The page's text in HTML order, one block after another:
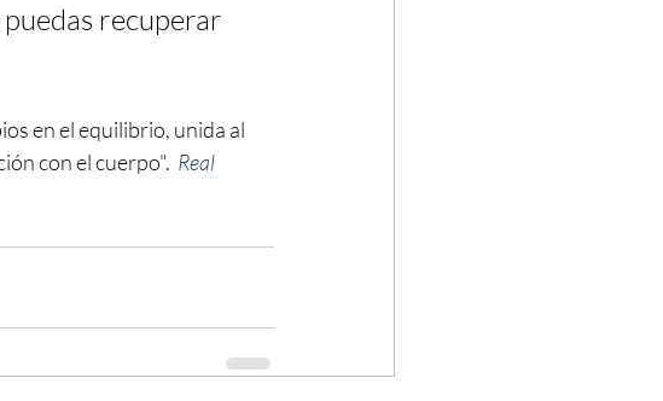
recuperar
en el equilibrio, unida al
con el cuerpo". Real